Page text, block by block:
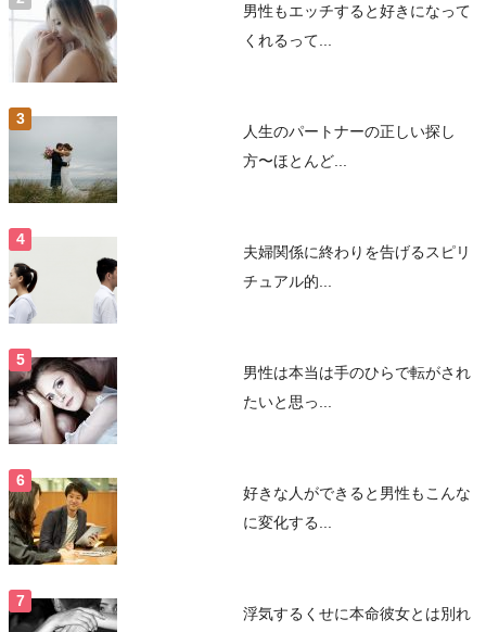
男性もエッチすると好きになって
くれるって...
人生のパートナーの正しい探し
方〜ほとんど...
夫婦関係に終わりを告げるスピリ
チュアル的...
男性は本当は手のひらで転がされ
たいと思っ...
好きな人ができると男性もこんな
に変化する...
浮気するくせに本命彼女とは別れ